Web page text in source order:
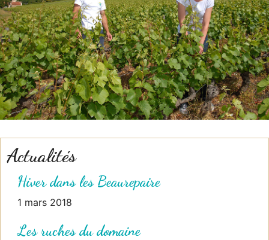
Actualités
Hiver dans les Beaurepaire
1 mars 2018
Les ruches du domaine